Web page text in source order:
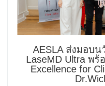
AESLA ส่งมอบน
LaseMD Ultra พ
Excellence for